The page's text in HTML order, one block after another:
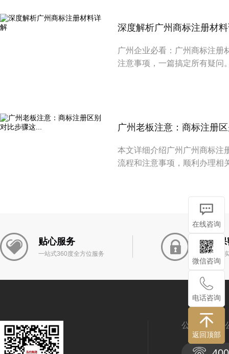
深度解析广州商标注册材
广州企业必看：广州商标注册
注意事项，一篇搞定所有疑问
广州老板注意：商标注册
本文详细介绍广州广州商标注
流程和注意事项，顺利办理相
贴心服务
一站式360度全方位服务
安全保
客户信息
公司注册
在线咨询
微信咨询
电话咨询
返回顶部